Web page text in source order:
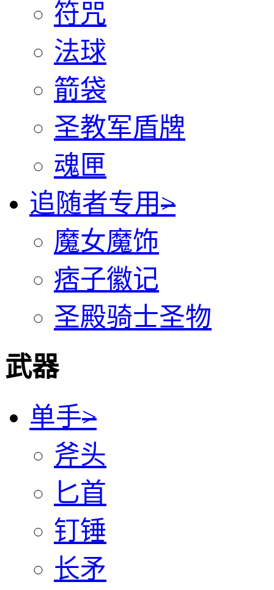
符咒
法球
箭袋
圣教军盾牌
魂匣
追随者专用>
魔女魔饰
痞子徽记
圣殿骑士圣物
武器
单手>
斧头
匕首
钉锤
长矛